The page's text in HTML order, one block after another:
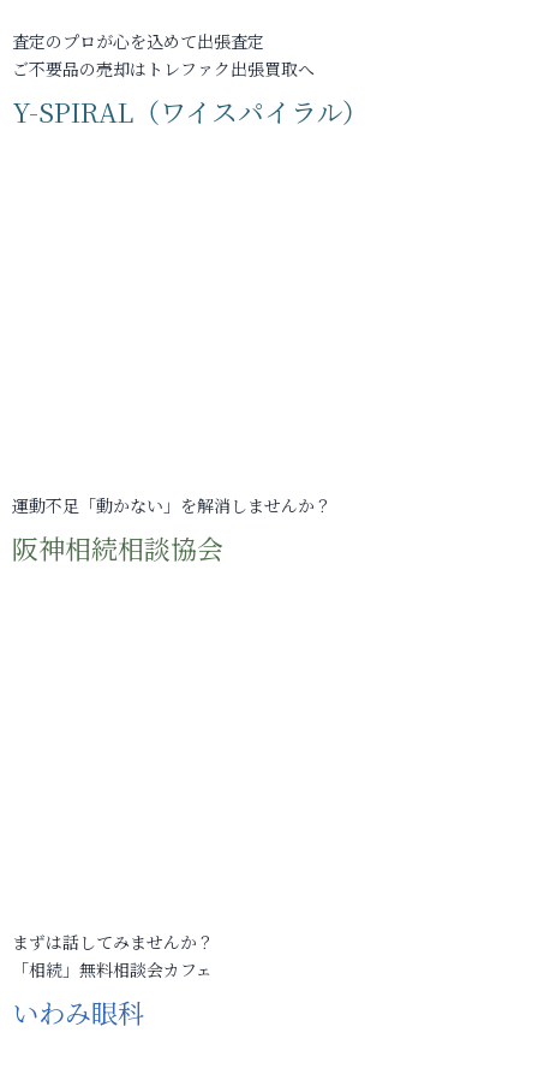
査定のプロが心を込めて出張査定
ご不要品の売却はトレファク出張買取へ
Y-SPIRAL（ワイスパイラル）
運動不足「動かない」を解消しませんか？
阪神相続相談協会
まずは話してみませんか？
「相続」無料相談会カフェ
いわみ眼科